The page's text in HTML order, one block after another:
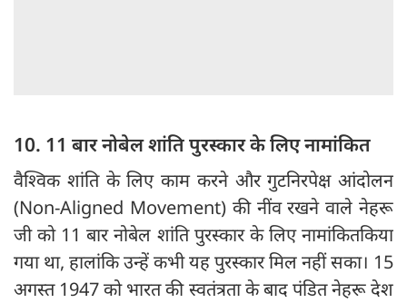
10. 11 बार नोबेल शांति पुरस्कार के लिए नामांकित
वैश्विक शांति के लिए काम करने और गुटनिरपेक्ष आंदोलन
(Non-Aligned Movement) की नींव रखने वाले नेहरू
जी को 11 बार नोबेल शांति पुरस्कार के लिए नामांकितकिया
गया था, हालांकि उन्हें कभी यह पुरस्कार मिल नहीं सका। 15
अगस्त 1947 को भारत की स्वतंत्रता के बाद पंडित नेहरू देश